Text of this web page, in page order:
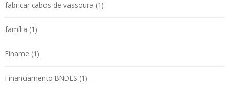
fabricar cabos de vassoura (1)
família (1)
Finame (1)
Financiamento BNDES (1)